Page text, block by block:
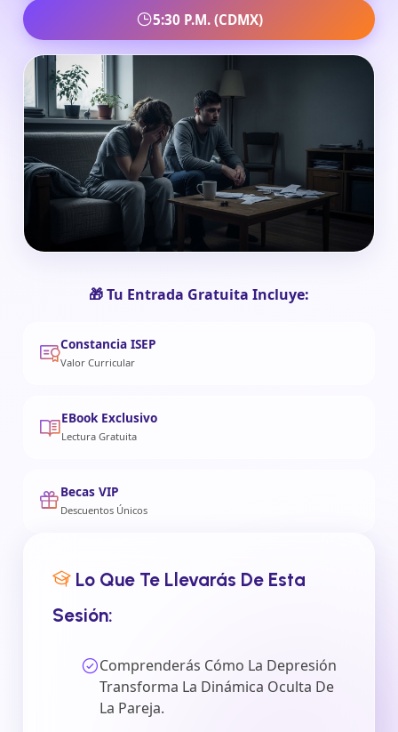
5:30 P.m. (CDMX)
🎁 Tu Entrada Gratuita Incluye:
Constancia ISEP
Valor Curricular
EBook Exclusivo
Lectura Gratuita
Becas VIP
Descuentos Únicos
Lo Que Te Llevarás De Esta
Sesión:
Comprenderás Cómo La Depresión
Transforma La Dinámica Oculta De
La Pareja.